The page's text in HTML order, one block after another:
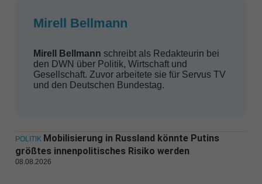
Mirell Bellmann
Mirell Bellmann schreibt als Redakteurin bei
den DWN über Politik, Wirtschaft und
Gesellschaft. Zuvor arbeitete sie für Servus TV
und den Deutschen Bundestag.
POLITIK Mobilisierung in Russland könnte Putins
größtes innenpolitisches Risiko werden
08.08.2026